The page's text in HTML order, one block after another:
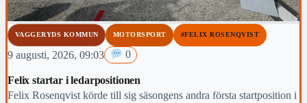
VAGGERYDS KOMMUN MOTORSPORT #FELIX ROSENQVIST
9 augusti, 2026, 09:03 0
Felix startar i ledarpositionen
Felix Rosenqvist körde till sig säsongens andra första startposition i